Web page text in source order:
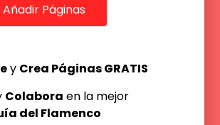
Añadir Páginas
y Crea Páginas GRATIS
Colabora en la mejor
del Flamenco